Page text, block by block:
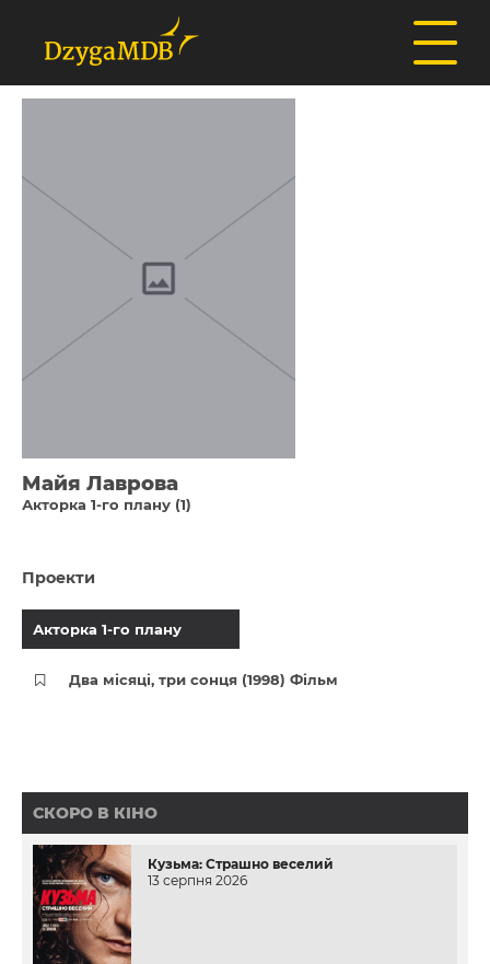
Майя Лаврова
Акторка 1-го плану (1)
Проекти
Акторка 1-го плану
Два місяці, три сонця (1998) Фільм
СКОРО В КІНО
Кузьма: Страшно веселий
13 серпня 2026